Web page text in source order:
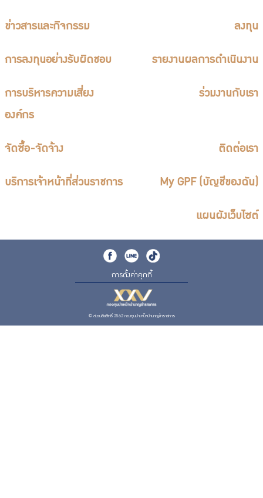
ข่าวสารและกิจกรรม ลงทุน
การลงทุนอย่างรับผิดชอบ รายงานผลการดำเนินงาน
การบริหารความเสี่ยง
องค์กร
ร่วมงานกับเรา
จัดซื้อ-จัดจ้าง ติดต่อเรา
บริการเจ้าหน้าที่ส่วนราชการ My GPF (บัญชีของฉัน)
แผนผังเว็บไซต์
การตั้งค่าคุกกี้
© สงวนลิขสิทธิ์ 2562 กองทุนบำเหน็จบำนาญข้าราชการ